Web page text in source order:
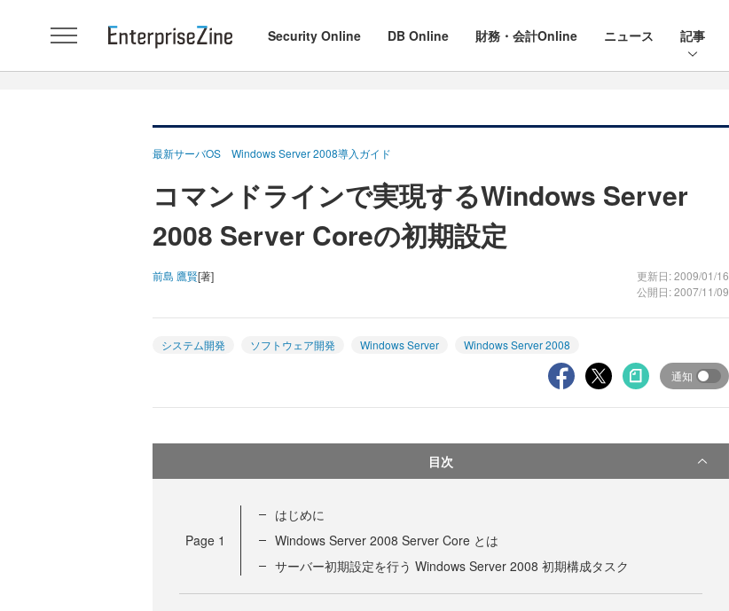
Security Online DB Online 財務・会計Online ニュース 記事
最新サーバOS Windows Server 2008導入ガイド
コマンドラインで実現するWindows Server
2008 Server Coreの初期設定
前島 鷹賢[著]
更新日: 2009/01/16
公開日: 2007/11/09
システム開発 ソフトウェア開発 Windows Server Windows Server 2008
通知
目次
Page 1
はじめに
Windows Server 2008 Server Core とは
サーバー初期設定を行う Windows Server 2008 初期構成タスク